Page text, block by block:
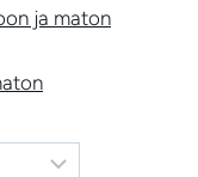
ja maton